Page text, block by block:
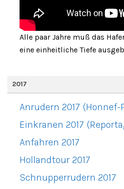
Alle paar Jahre muß das
eine einheitliche Tiefe
2017
Anrudern 2017 (Honnef-
Einkranen 2017
Anfahren 2017
Hollandtour 2017
Schnupperrudern 2017